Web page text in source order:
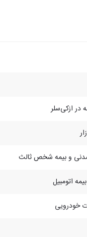
در ازکی‌سلر
و بیمه شخص ثالث
اتومبیل
خودرویی